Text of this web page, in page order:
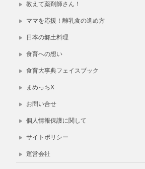
教えて薬剤師さん！
ママを応援！離乳食の進め方
日本の郷土料理
食育への想い
食育大事典フェイスブック
まめっちX
お問い合せ
個人情報保護に関して
サイトポリシー
運営会社